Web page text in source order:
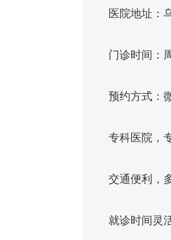
医院地址：
门诊时间：
预约方式：
专科医院，
交通便利，
就诊时间灵